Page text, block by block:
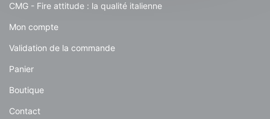
CMG - Fire attitude : la qualité italienne
Mon compte
Validation de la commande
Panier
Boutique
Contact